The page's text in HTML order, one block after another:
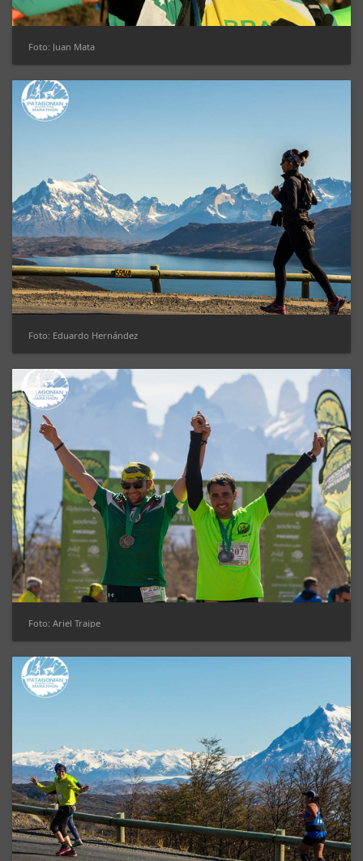
Foto: Juan Mata
Foto: Eduardo Hernández
Foto: Ariel Traipe